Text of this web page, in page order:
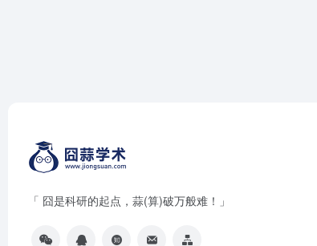
「 囧是科研的起点，蒜(算)破万般难！」